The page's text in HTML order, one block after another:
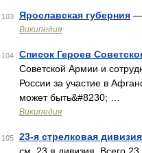
103 Ярославская губерния —
Википедия
104 Список Героев
Советской Армии и
России за участие в
может быть&#8230; …
Википедия
105 23-я стрелковая